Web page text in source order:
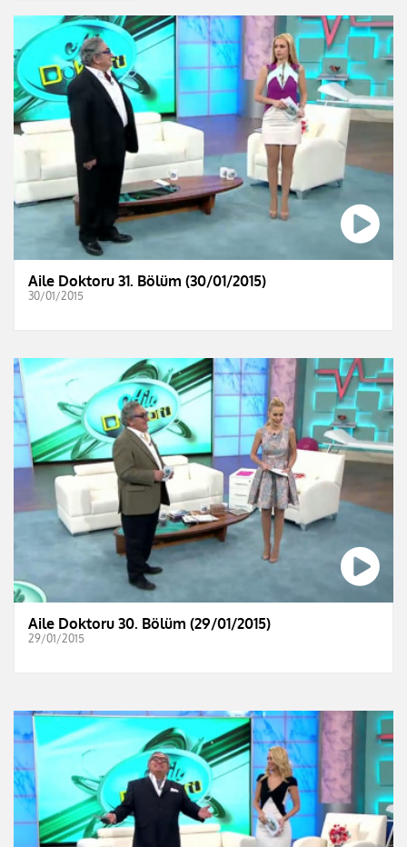
Aile Doktoru 31. Bölüm (30/01/2015)
30/01/2015
Aile Doktoru 30. Bölüm (29/01/2015)
29/01/2015